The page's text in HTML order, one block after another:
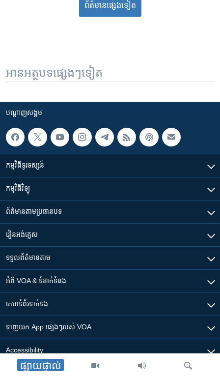
ផ្សាយផ្ទាល់
ព័ត៌មាន​​​​​​ផ្សេង​​​ទៀត
អានអត្ថបទផ្សេងៗទៀត
បណ្តាញ​សង្គម
កម្មវិធី​ទូរទស្សន៍
កម្មវិធី​វិទ្យុ
ព័ត៌មាន​តាមប្រធានបទ​
រៀន​​អង់គ្លេស
ទទួល​ព័ត៌មាន​តាម
អំពី​ VOA & ទំនាក់ទំនង
គេហទំព័រ​​ទាក់ទង
ទាញយក​ App ផ្សេងៗ​របស់​ VOA
Accessibility